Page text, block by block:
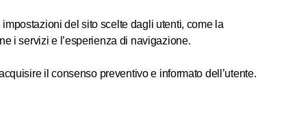
del sito scelte dagli utenti, come la
i servizi e l’esperienza di navigazione.
il consenso preventivo e informato dell’utente.